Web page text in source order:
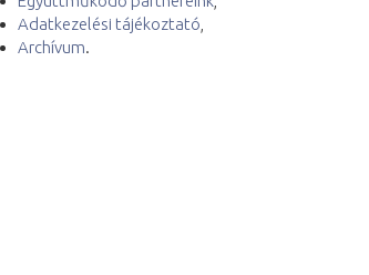
Adatkezelési tájékoztató
Archívum.